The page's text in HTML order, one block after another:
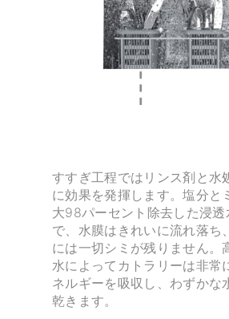
すすぎ工程ではリンス剤と水
に効果を発揮します。塩分と
大98パーセント除去した浸
で、水膜はきれいに流れ落ち
には一切シミが残りません。
水によってカトラリーは非常
ネルギーを吸収し、わずかな
乾きます。